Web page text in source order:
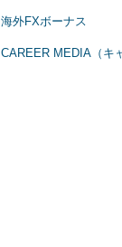
海外FXボーナス
CAREER MEDIA（キ